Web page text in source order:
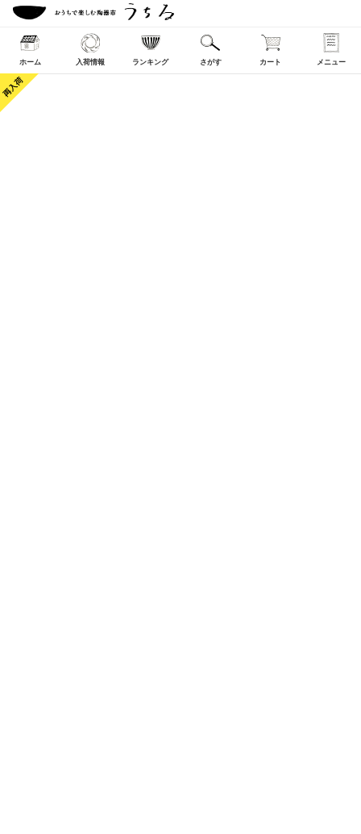
ホーム 入荷情報 ランキング さがす カート メニュー